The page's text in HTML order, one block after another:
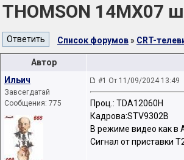
THOMSON 14MX07
Список форумов » CRT-
Автор
Ильич
Завсегдатай
Сообщения: 775
#1 От 11/09/2024 13:49
Проц.: TDA12060H
Кадрова:STV9302B
В режиме видео как в
Сигнал от приставки